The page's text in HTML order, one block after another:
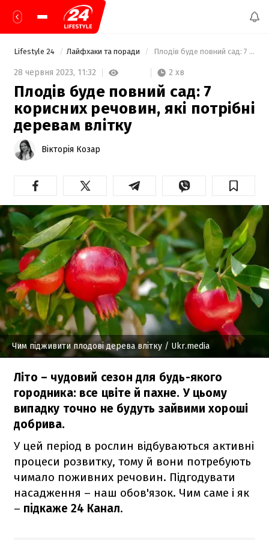
Lifestyle 24 Лайфхаки та поради Плодів буде повний сад: 7 корисних речовин, які потрібні деревам влітку
28 червня 2023, 11:32 2 хв
Плодів буде повний сад: 7
корисних речовин, які потрібні
деревам влітку
Вікторія Козар
Чим підживити плодові дерева влітку / Ukr.media
Літо – чудовий сезон для будь-якого
городника: все цвіте й пахне. У цьому
випадку точно не будуть зайвими хороші
добрива.
У цей період в рослин відбуваються активні
процеси розвитку, тому й вони потребують
чимало поживних речовин. Підгодувати
насадження – наш обов'язок. Чим саме і як
– підкаже 24 Канал.